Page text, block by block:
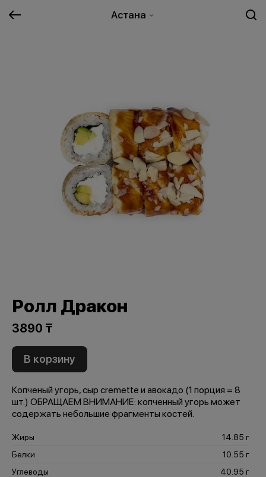
Астана
Ролл Дракон
3890 ₸
В корзину
Копченый угорь, сыр cremette и авокадо (1 порция = 8
шт.) ОБРАЩАЕМ ВНИМАНИЕ: копченный угорь может
содержать небольшие фрагменты костей.
Жиры
14.85 г
Белки
10.55 г
Углеводы
40.95 г